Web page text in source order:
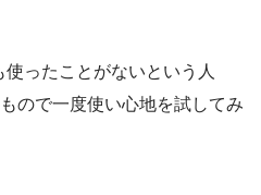
使ったことがないという人
ので一度使い心地を試してみ